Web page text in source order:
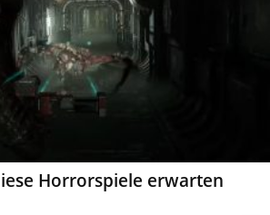
Horrorspiele erwarten